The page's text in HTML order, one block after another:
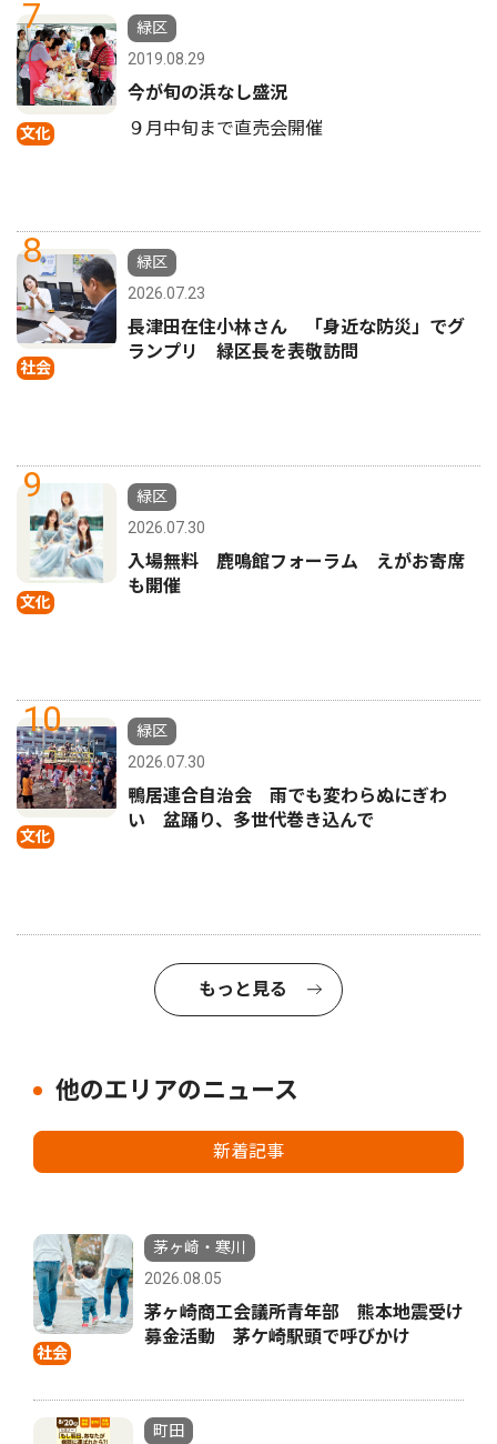
7
文化
緑区
2019.08.29
今が旬の浜なし盛況
９月中旬まで直売会開催
8
社会
緑区
2026.07.23
長津田在住小林さん 「身近な防災」でグ
ランプリ 緑区長を表敬訪問
9
文化
緑区
2026.07.30
入場無料 鹿鳴館フォーラム えがお寄席
も開催
10
文化
緑区
2026.07.30
鴨居連合自治会 雨でも変わらぬにぎわ
い 盆踊り、多世代巻き込んで
もっと見る
他のエリアのニュース
新着記事
社会
茅ヶ崎・寒川
2026.08.05
茅ヶ崎商工会議所青年部 熊本地震受け
募金活動 茅ケ崎駅頭で呼びかけ
町田